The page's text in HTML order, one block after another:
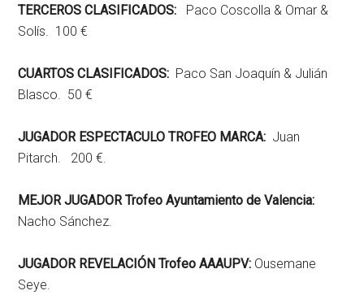
TERCEROS CLASIFICADOS: Paco Coscolla & Omar &
Solís. 100 €
CUARTOS CLASIFICADOS: Paco San Joaquín & Julián
Blasco. 50 €
JUGADOR ESPECTACULO TROFEO MARCA: Juan
Pitarch. 200 €.
MEJOR JUGADOR Trofeo Ayuntamiento de Valencia:
Nacho Sánchez.
JUGADOR REVELACIÓN Trofeo AAAUPV: Ousemane
Seye.